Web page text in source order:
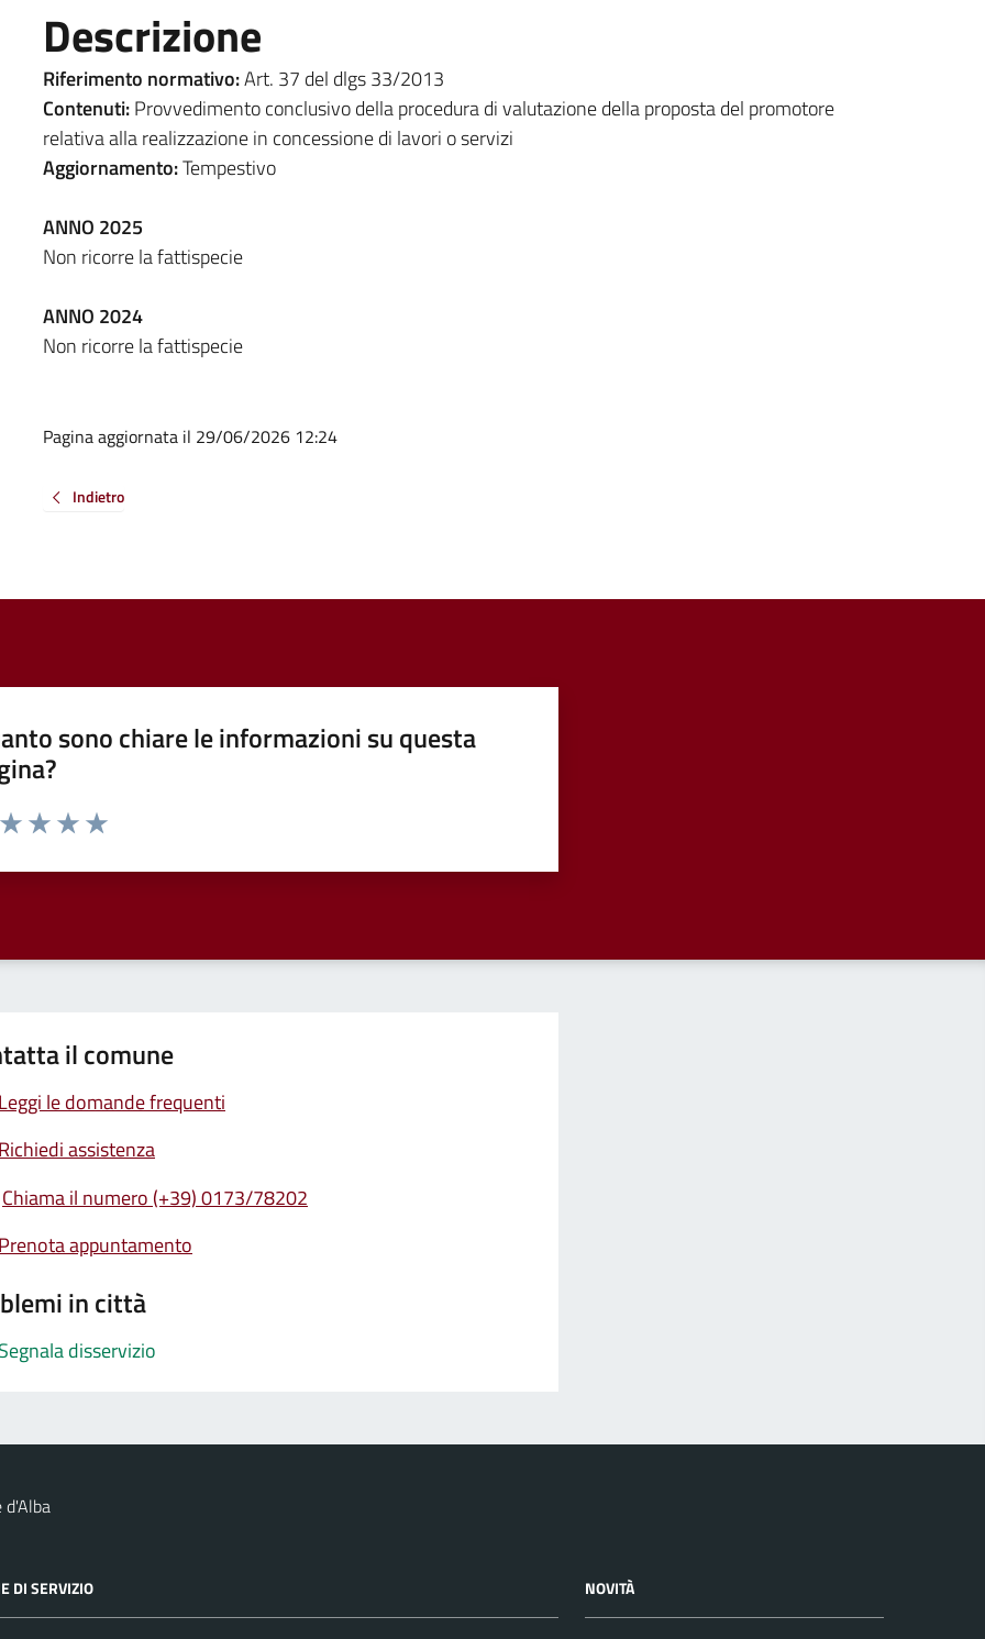
Descrizione
Riferimento normativo:Art. 37 del dlgs 33/2013
Contenuti:Provvedimento conclusivo della procedura di valutazione della proposta del promotore
relativa alla realizzazione in concessione di lavori o servizi
Aggiornamento:Tempestivo
ANNO 2025
Non ricorre la fattispecie
ANNO 2024
Non ricorre la fattispecie
Pagina aggiornata il 29/06/2026 12:24
Indietro
sono chiare le informazioni su questa
da 1 a 5 stelle la pagina
il comune
Leggi le domande frequenti
Richiedi assistenza
Chiama il numero (+39) 0173/78202
Prenota appuntamento
in città
Segnala disservizio
d'Alba
DI SERVIZIO NOVITÀ